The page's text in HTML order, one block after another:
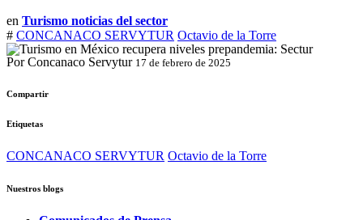
en Turismo noticias del sector
# CONCANACO SERVYTUR Octavio de la Torre
Por Concanaco Servytur 17 de febrero de 2025
Compartir
Etiquetas
CONCANACO SERVYTUR Octavio de la Torre
Nuestros blogs